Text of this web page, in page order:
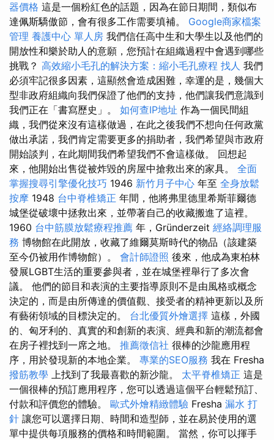
器價格 這是一個粉紅色的話題，因為在節日期間，類似布
達佩斯驕傲節，會有很多工作需要填補。 Google商家檔案
管理 養護中心 單人房 我們信任高中生和大學生以及他們的
開放性和樂於助人的意願，您預計在組織過程中會遇到哪些
挑戰？ 高效縮小毛孔的解決方案：縮小毛孔療程 找人 我們
必須牢記很多因素，這顯然會造成困難，幸運的是，幾個大
型非政府組織向我們保證了他們的支持，他們讓我們意識到
我們正在「書寫歷史」。 如何查IP地址 作為一個民間組
織，我們從來沒有這樣做過，在此之後我們不想向任何政黨
做出承諾，我們肯定需要更多的捐助者，我們希望與市政府
開始談判，在此期間我們希望我們不會這樣做。 回想起
來，他開始出售從被炸毀的房屋中搶救出來的家具。 全面
掌握搜尋引擎優化技巧 1946 新竹月子中心 年至 全身放鬆
按摩 1948 台中脊椎矯正 年間，他將弗里德里希斯菲爾德
城堡從破壞中拯救出來，並帶著自己的收藏搬進了這裡。
1960 台中筋膜放鬆療程推薦 年，Gründerzeit 經絡調理服
務 博物館在此開放，收藏了維爾莫斯時代的物品（該建築
至今仍被用作博物館）。 會計師證照 後來，他成為東柏林
發展LGBT生活的重要參與者，並在城堡裡舉行了多次會
議。 他們的節目和表演的主要指導原則不是由風格或概念
決定的，而是由所傳達的價值觀、接受者的精神更新以及所
有藝術領域的目標決定的。 台北優質外燴選擇 這樣，外國
的、匈牙利的、真實的和創新的表演、經典和新的潮流都會
在房子裡找到一席之地。 推薦徵信社 很棒的沙龍應用程
序，用於發現新的本地企業。 專業的SEO服務 我在 Fresha
撥筋教學 上找到了我最喜歡的新沙龍。 太平脊椎矯正 這是
一個很棒的預訂應用程序，您可以透過這個平台輕鬆預訂、
付款和評價您的體驗。 歐式外燴精緻體驗 Fresha 漏水 打
針 讓您可以選擇日期、時間和造型師，並在易於使用的選
單中提供每項服務的價格和時間範圍。 當然，你可以揮手